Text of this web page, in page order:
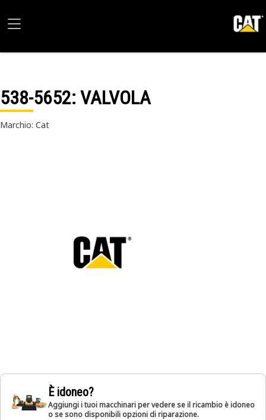
538-5652: VALVOLA
Marchio: Cat
È idoneo?
Aggiungi i tuoi macchinari per vedere se il ricambio è idoneo
o se sono disponibili opzioni di riparazione.